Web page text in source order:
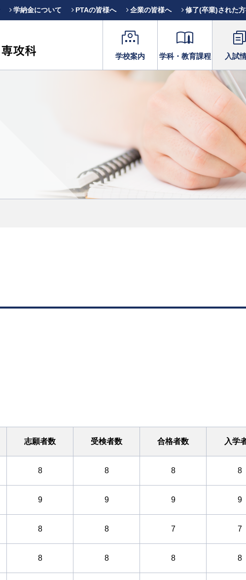
学納金について PTAの皆様へ 企業の皆様へ 修了(卒業)された
学校案内 学科・教育課程 入試
志願者数 受検者数 合格者数 入学
8 8 8 8
9 9 9 9
8 8 7 7
8 8 8 8